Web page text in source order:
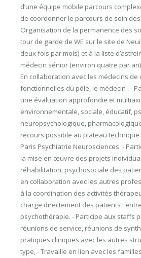
d’une équipe mobile parcours
de coordonner le parcours de soin
Organisation de la permanence des
tour de garde de WE sur le site de
deux fois par mois) et à la liste
médecin sénior (environ quatre par
En collaboration avec les médecins
fonctionnelles du pôle, le médecin : -
une évaluation approfondie et
environnementale, sociale, éducatif,
neuropsychologique,
recours possible au plateau technique
Paris Psychiatrie Neurosciences. -
la mise en œuvre des projets
réhabilitation, psychosociale des
en collaboration avec les autres
à la coordination des activités
charge directement des patients :
psychothérapie. - Participe aux staffs
réunions de service, réunions de
pratiques cliniques avec les autres
type, - Travaille en lien avec les